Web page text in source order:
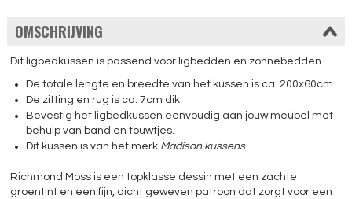
OMSCHRIJVING
Dit ligbedkussen is passend voor ligbedden en zonnebedden.
De totale lengte en breedte van het kussen is ca. 200x60cm.
De zitting en rug is ca. 7cm dik.
Bevestig het ligbedkussen eenvoudig aan jouw meubel met
behulp van band en touwtjes.
Dit kussen is van het merk Madison kussens
Richmond Moss is een topklasse dessin met een zachte
groentint en een fijn, dicht geweven patroon dat zorgt voor een